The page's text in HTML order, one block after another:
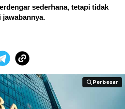
sederhana, tetapi tidak
jawabannya.
Perbesar
Perbesar